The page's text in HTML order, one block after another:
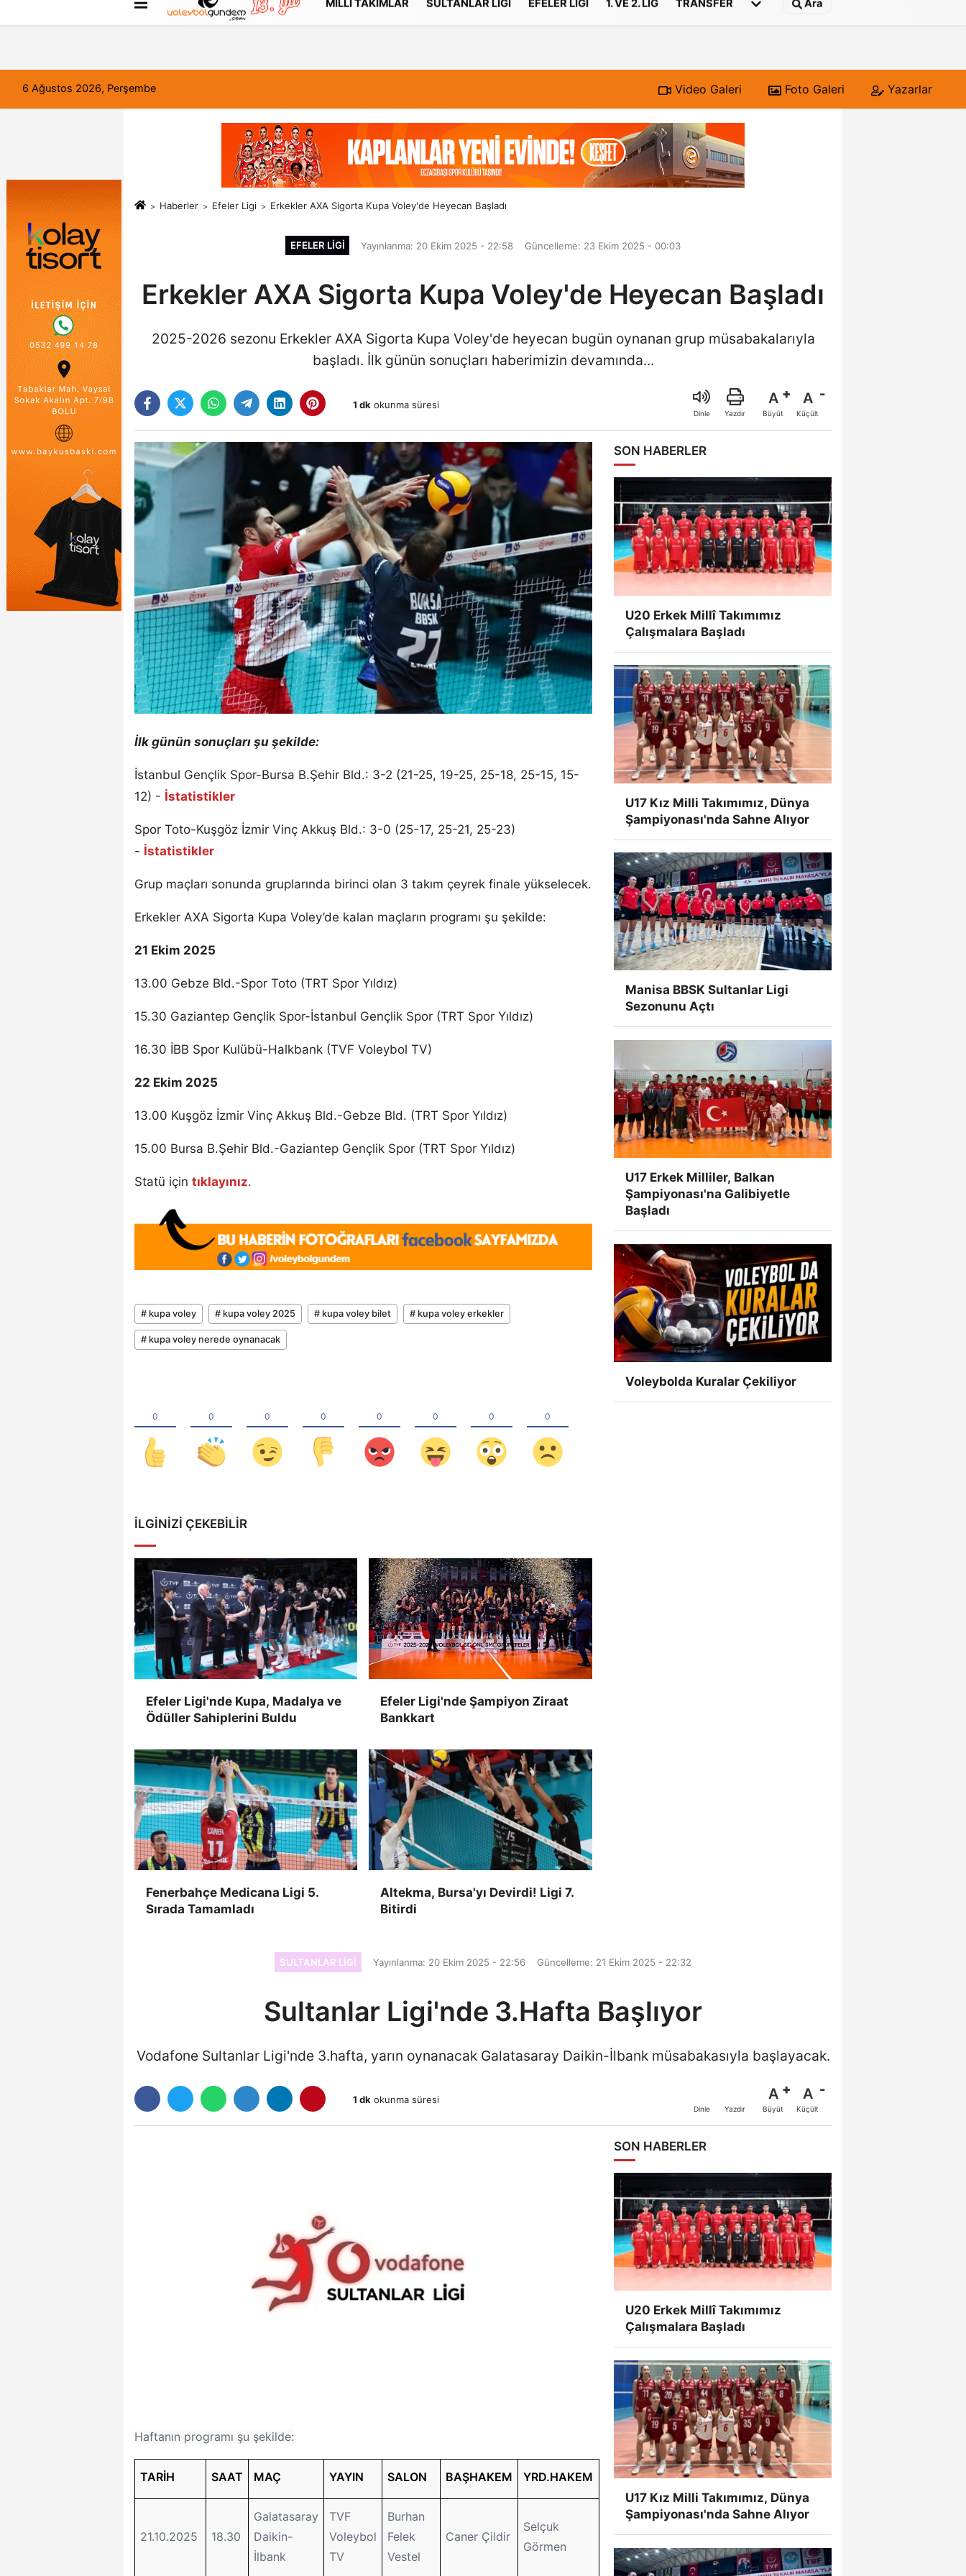
FORUM Haber Gönder Künye
MILLI TAKIMLAR SULTANLAR LIGI EFELER LIGI 1. VE 2. LIG TRANSFER Ara
6 Ağustos 2026, Perşembe Video Galeri Foto Galeri Yazarlar
Haberler Efeler Ligi Erkekler AXA Sigorta Kupa Voley'de Heyecan Başladı
EFELER LIGI Yayınlanma: 20 Ekim 2025 - 22:58 Güncelleme: 23 Ekim 2025 - 00:03
Erkekler AXA Sigorta Kupa Voley'de Heyecan Başladı
2025-2026 sezonu Erkekler AXA Sigorta Kupa Voley'de heyecan bugün oynanan grup müsabakalarıyla
başladı. İlk günün sonuçları haberimizin devamında...
1 dk okunma süresi
Dinle Yazdır
A
Büyüt
A
Küçült
İlk günün sonuçları şu şekilde:
İstanbul Gençlik Spor-Bursa B.Şehir Bld.: 3-2 (21-25, 19-25, 25-18, 25-15, 15-
12) - İstatistikler
Spor Toto-Kuşgöz İzmir Vinç Akkuş Bld.: 3-0 (25-17, 25-21, 25-23)
- İstatistikler
Grup maçları sonunda gruplarında birinci olan 3 takım çeyrek finale yükselecek.
Erkekler AXA Sigorta Kupa Voley’de kalan maçların programı şu şekilde:
21 Ekim 2025
13.00 Gebze Bld.-Spor Toto (TRT Spor Yıldız)
15.30 Gaziantep Gençlik Spor-İstanbul Gençlik Spor (TRT Spor Yıldız)
16.30 İBB Spor Kulübü-Halkbank (TVF Voleybol TV)
22 Ekim 2025
13.00 Kuşgöz İzmir Vinç Akkuş Bld.-Gebze Bld. (TRT Spor Yıldız)
15.00 Bursa B.Şehir Bld.-Gaziantep Gençlik Spor (TRT Spor Yıldız)
Statü için tıklayınız.
# kupa voley # kupa voley 2025 # kupa voley bilet # kupa voley erkekler
# kupa voley nerede oynanacak
İLGINIZI ÇEKEBILIR
Efeler Ligi'nde Kupa, Madalya ve
Ödüller Sahiplerini Buldu
Efeler Ligi'nde Şampiyon Ziraat
Bankkart
Fenerbahçe Medicana Ligi 5.
Sırada Tamamladı
Altekma, Bursa'yı Devirdi! Ligi 7.
Bitirdi
SON HABERLER
U20 Erkek Millî Takımımız
Çalışmalara Başladı
U17 Kız Milli Takımımız, Dünya
Şampiyonası'nda Sahne Alıyor
Manisa BBSK Sultanlar Ligi
Sezonunu Açtı
U17 Erkek Milliler, Balkan
Şampiyonası'na Galibiyetle
Başladı
Voleybolda Kuralar Çekiliyor
SULTANLAR LIGI Yayınlanma: 20 Ekim 2025 - 22:56 Güncelleme: 21 Ekim 2025 - 22:32
Sultanlar Ligi'nde 3.Hafta Başlıyor
Vodafone Sultanlar Ligi'nde 3.hafta, yarın oynanacak Galatasaray Daikin-İlbank müsabakasıyla başlayacak.
1 dk okunma süresi
Dinle Yazdır
A
Büyüt
A
Küçült
Haftanın programı şu şekilde:
TARİH SAAT MAÇ YAYIN SALON BAŞHAKEM YRD.HAKEM
21.10.2025 18.30
Galatasaray
Daikin-
İlbank
TVF
Voleybol
TV
Burhan
Felek
Vestel
Caner Çildir
Selçuk
Görmen
SON HABERLER
U20 Erkek Millî Takımımız
Çalışmalara Başladı
U17 Kız Milli Takımımız, Dünya
Şampiyonası'nda Sahne Alıyor